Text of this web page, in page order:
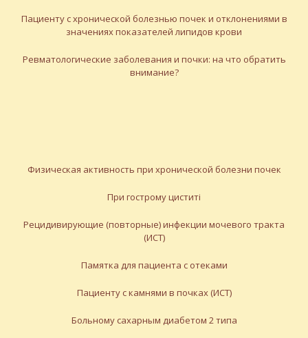
Пациенту с хронической болезнью почек и отклонениями в
значениях показателей липидов крови
Ревматологические заболевания и почки: на что обратить
внимание?
Физическая активность при хронической болезни почек
При гострому циститі
Рецидивирующие (повторные) инфекции мочевого тракта
(ИСТ)
Памятка для пациента с отеками
Пациенту с камнями в почках (ИСТ)
Больному сахарным диабетом 2 типа